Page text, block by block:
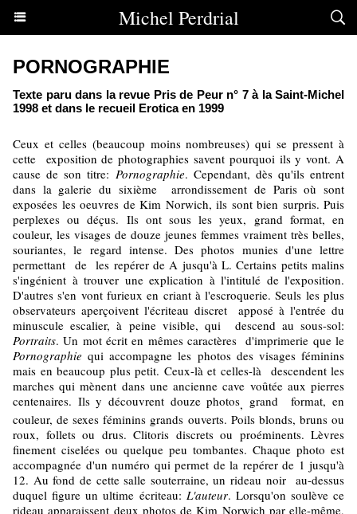
Michel Perdrial
PORNOGRAPHIE
Texte paru dans la revue Pris de Peur n° 7 à la Saint-Michel
1998 et dans le recueil Erotica en 1999
Ceux et celles (beaucoup moins nombreuses) qui se pressent à
cette exposition de photographies savent pourquoi ils y vont. A
cause de son titre: Pornographie. Cependant, dès qu'ils entrent
dans la galerie du sixième arrondissement de Paris où sont
exposées les oeuvres de Kim Norwich, ils sont bien surpris. Puis
perplexes ou déçus. Ils ont sous les yeux, grand format, en
couleur, les visages de douze jeunes femmes vraiment très belles,
souriantes, le regard intense. Des photos munies d'une lettre
permettant de les repérer de A jusqu'à L. Certains petits malins
s'ingénient à trouver une explication à l'intitulé de l'exposition.
D'autres s'en vont furieux en criant à l'escroquerie. Seuls les plus
observateurs aperçoivent l'écriteau discret apposé à l'entrée du
minuscule escalier, à peine visible, qui descend au sous-sol:
Portraits. Un mot écrit en mêmes caractères d'imprimerie que le
Pornographie qui accompagne les photos des visages féminins
mais en beaucoup plus petit. Ceux-là et celles-là descendent les
marches qui mènent dans une ancienne cave voûtée aux pierres
centenaires. Ils y découvrent douze photos,grand format, en
couleur, de sexes féminins grands ouverts. Poils blonds, bruns ou
roux, follets ou drus. Clitoris discrets ou proéminents. Lèvres
finement ciselées ou quelque peu tombantes. Chaque photo est
accompagnée d'un numéro qui permet de la repérer de 1 jusqu'à
12. Au fond de cette salle souterraine, un rideau noir au-dessus
duquel figure un ultime écriteau: L'auteur. Lorsqu'on soulève ce
rideau apparaissent deux photos de Kim Norwich par elle-même,